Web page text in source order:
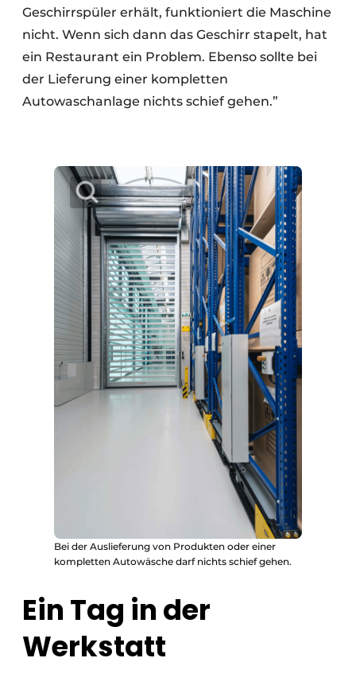
Geschirrspüler erhält, funktioniert die Maschine
nicht. Wenn sich dann das Geschirr stapelt, hat
ein Restaurant ein Problem. Ebenso sollte bei
der Lieferung einer kompletten
Autowaschanlage nichts schief gehen.”
Bei der Auslieferung von Produkten oder einer
kompletten Autowäsche darf nichts schief gehen.
Ein Tag in der
Werkstatt